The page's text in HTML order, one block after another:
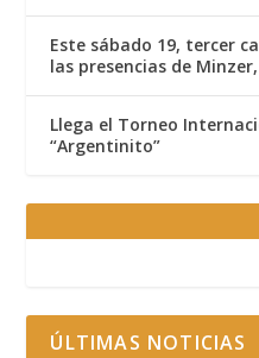
Este sábado 19, tercer
las presencias de
Llega el Torneo
“Argentinito”
ÚLTIMAS NOTICIAS